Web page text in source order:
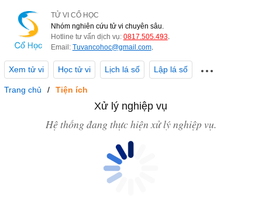
TỬ VI CỔ HỌC
Nhóm nghiên cứu tử vi chuyên sâu.
Hotline tư vấn dịch vụ: 0817.505.493.
Email: Tuvancohoc@gmail.com.
Xem tử vi Học tử vi Lịch lá số Lập lá số
Trang chủ Tiện ích
Xử lý nghiệp vụ
Hệ thống đang thực hiện xử lý nghiệp vụ.